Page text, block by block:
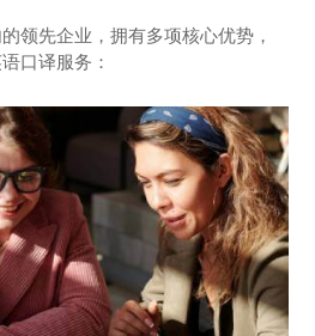
领先企业，拥有多项核心优势，
口译服务：